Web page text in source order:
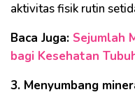
aktivitas fisik rutin
Baca Juga: Sejumlah
bagi Kesehatan
3. Menyumbang